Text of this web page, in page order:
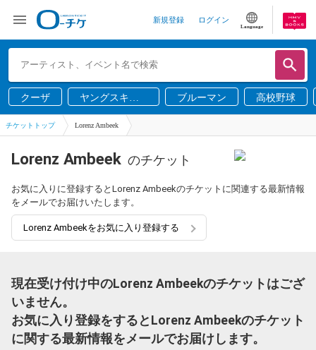
新規登録 ログイン
Language
クーザ
ヤングスキニ
ー
ブルーマン 高校野球
チケットトップ Lorenz Ambeek
Lorenz Ambeek のチケット
お気に入りに登録するとLorenz Ambeekのチケットに関連する最新情報
をメールでお届けいたします。
Lorenz Ambeekをお気に入り登録する
現在受け付け中のLorenz Ambeekのチケットはござ
いません。
お気に入り登録をするとLorenz Ambeekのチケット
に関する最新情報をメールでお届けします。